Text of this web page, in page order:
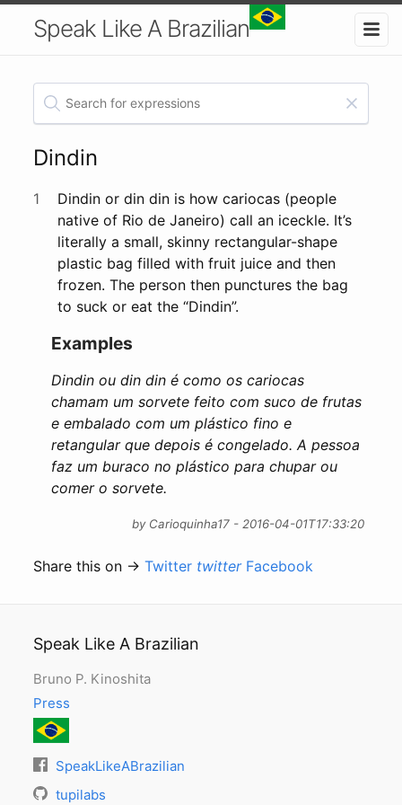
Speak Like A Brazilian
Dindin
1
Dindin or din din is how cariocas (people
native of Rio de Janeiro) call an iceckle. It’s
literally a small, skinny rectangular-shape
plastic bag filled with fruit juice and then
frozen. The person then punctures the bag
to suck or eat the “Dindin”.
Examples
Dindin ou din din é como os cariocas
chamam um sorvete feito com suco de frutas
e embalado com um plástico fino e
retangular que depois é congelado. A pessoa
faz um buraco no plástico para chupar ou
comer o sorvete.
by Carioquinha17 - 2016-04-01T17:33:20
Share this on →Twitter twitter Facebook
Speak Like A Brazilian
Bruno P. Kinoshita
Press
SpeakLikeABrazilian
tupilabs